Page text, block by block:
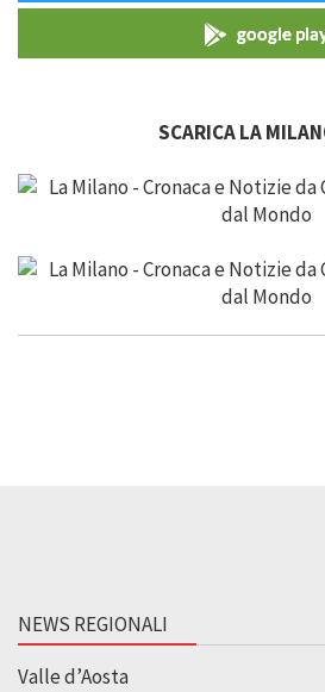
google
SCARICA LA
NEWS REGIONALI
Valle d’Aosta